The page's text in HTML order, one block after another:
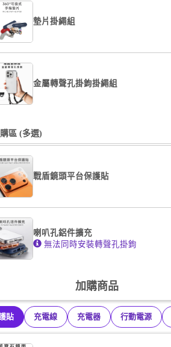
墊片掛繩組
掛繩
undefined / undefined
金屬轉聲孔掛鉤掛繩組
掛繩
undefined / undefined
區 (多選)
戰盾鏡頭平台保護貼
系列
喇叭孔鋁件擴充
無法同時安裝轉聲孔掛鉤
加購商品
貼 充電線 充電器 行動電源